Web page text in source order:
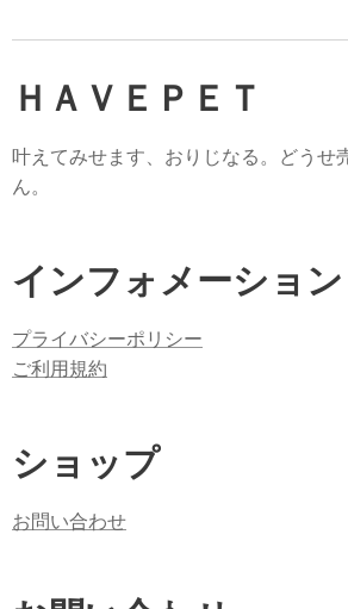
ＨＡＶＥＰＥＴ
叶えてみせます、おりじなる。どうせ
ん。
インフォメーション
プライバシーポリシー
ご利用規約
ショップ
お問い合わせ